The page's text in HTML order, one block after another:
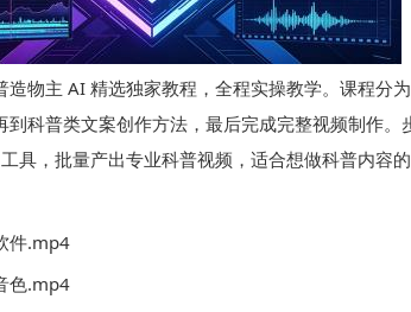
造物主 AI 精选独家教程，全程实操教学。课程分
到科普类文案创作方法，最后完成完整视频制作
具，批量产出专业科普视频，适合想做科普内容的
件.mp4
色.mp4